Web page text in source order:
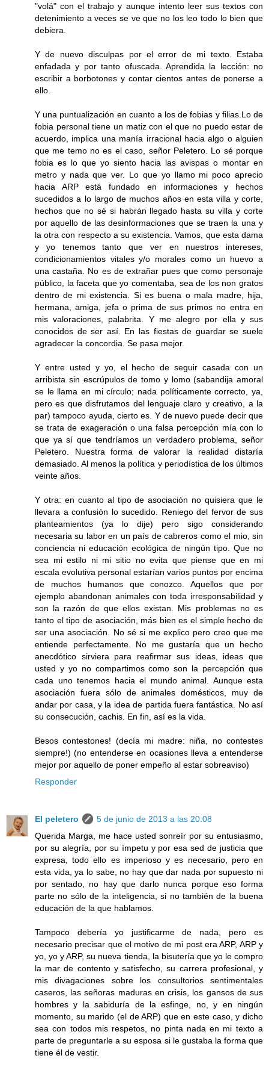
"volá" con el trabajo y aunque intento leer sus textos con
detenimiento a veces se ve que no los leo todo lo bien que
debiera.
Y de nuevo disculpas por el error de mi texto. Estaba
enfadada y por tanto ofuscada. Aprendida la lección: no
escribir a borbotones y contar cientos antes de ponerse a
ello.
Y una puntualización en cuanto a los de fobias y filias.Lo de
fobia personal tiene un matiz con el que no puedo estar de
acuerdo, implica una manía irracional hacia algo o alguien
que me temo no es el caso, señor Peletero. Lo sé porque
fobia es lo que yo siento hacia las avispas o montar en
metro y nada que ver. Lo que yo llamo mi poco aprecio
hacia ARP está fundado en informaciones y hechos
sucedidos a lo largo de muchos años en esta villa y corte,
hechos que no sé si habrán llegado hasta su villa y corte
por aquello de las desinformaciones que se traen la una y
la otra con respecto a su existencia. Vamos, que esta dama
y yo tenemos tanto que ver en nuestros intereses,
condicionamientos vitales y/o morales como un huevo a
una castaña. No es de extrañar pues que como personaje
público, la faceta que yo comentaba, sea de los non gratos
dentro de mi existencia. Si es buena o mala madre, hija,
hermana, amiga, jefa o prima de sus primos no entra en
mis valoraciones, palabrita. Y me alegro por ella y sus
conocidos de ser así. En las fiestas de guardar se suele
agradecer la concordia. Se pasa mejor.
Y entre usted y yo, el hecho de seguir casada con un
arribista sin escrúpulos de tomo y lomo (sabandija amoral
se le llama en mi círculo; nada políticamente correcto, ya,
pero es que disfrutamos del lenguaje claro y creativo, a la
par) tampoco ayuda, cierto es. Y de nuevo puede decir que
se trata de exageración o una falsa percepción mía con lo
que ya sí que tendríamos un verdadero problema, señor
Peletero. Nuestra forma de valorar la realidad distaría
demasiado. Al menos la política y periodística de los últimos
veinte años.
Y otra: en cuanto al tipo de asociación no quisiera que le
llevara a confusión lo sucedido. Reniego del fervor de sus
planteamientos (ya lo dije) pero sigo considerando
necesaria su labor en un país de cabreros como el mio, sin
conciencia ni educación ecológica de ningún tipo. Que no
sea mi estilo ni mi sitio no evita que piense que en mi
escala evolutiva personal estarían varios puntos por encima
de muchos humanos que conozco. Aquellos que por
ejemplo abandonan animales con toda irresponsabilidad y
son la razón de que ellos existan. Mis problemas no es
tanto el tipo de asociación, más bien es el simple hecho de
ser una asociación. No sé si me explico pero creo que me
entiende perfectamente. No me gustaría que un hecho
anecdótico sirviera para reafirmar sus ideas, ideas que
usted y yo no compartimos como son la percepción que
cada uno tenemos hacia el mundo animal. Aunque esta
asociación fuera sólo de animales domésticos, muy de
andar por casa, y la idea de partida fuera fantástica. No así
su consecución, cachis. En fin, así es la vida.
Besos contestones! (decía mi madre: niña, no contestes
siempre!) (no entenderse en ocasiones lleva a entenderse
mejor por aquello de poner empeño al estar sobreaviso)
Responder
El peletero
5 de junio de 2013 a las 20:08
Querida Marga, me hace usted sonreír por su entusiasmo,
por su alegría, por su ímpetu y por esa sed de justicia que
expresa, todo ello es imperioso y es necesario, pero en
esta vida, ya lo sabe, no hay que dar nada por supuesto ni
por sentado, no hay que darlo nunca porque eso forma
parte no sólo de la inteligencia, si no también de la buena
educación de la que hablamos.
Tampoco debería yo justificarme de nada, pero es
necesario precisar que el motivo de mi post era ARP, ARP y
yo, yo y ARP, su nueva tienda, la bisutería que yo le compro
la mar de contento y satisfecho, su carrera profesional, y
mis divagaciones sobre los consultorios sentimentales
caseros, las señoras maduras en crisis, los gansos de sus
hombres y la sabiduría de la esfinge, no, y en ningún
momento, su marido (el de ARP) que en este caso, y dicho
sea con todos mis respetos, no pinta nada en mi texto a
parte de preguntarle a su esposa si le gustaba la forma que
tiene él de vestir.